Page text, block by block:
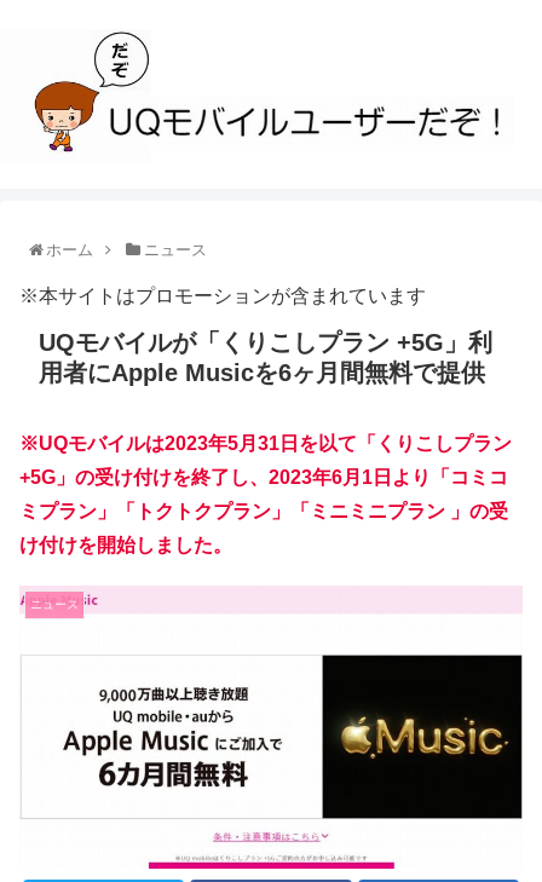
ホーム ニュース
※本サイトはプロモーションが含まれています
UQモバイルが「くりこしプラン +5G」利
用者にApple Musicを6ヶ月間無料で提供
※UQモバイルは2023年5月31日を以て「くりこしプラン
+5G」の受け付けを終了し、2023年6月1日より「コミコ
ミプラン」「トクトクプラン」「ミニミニプラン 」の受
け付けを開始しました。
ニュース